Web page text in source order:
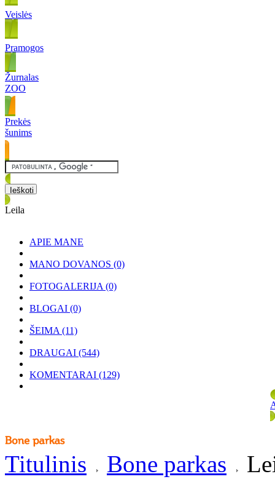
Veislės
Pramogos
Žurnalas
ZOO
Prekės
šunims
Leila
APIE MANE
MANO DOVANOS (0)
FOTOGALERIJA (0)
BLOGAI (0)
ŠEIMA (11)
DRAUGAI (544)
KOMENTARAI (129)
Titulinis Bone parkas